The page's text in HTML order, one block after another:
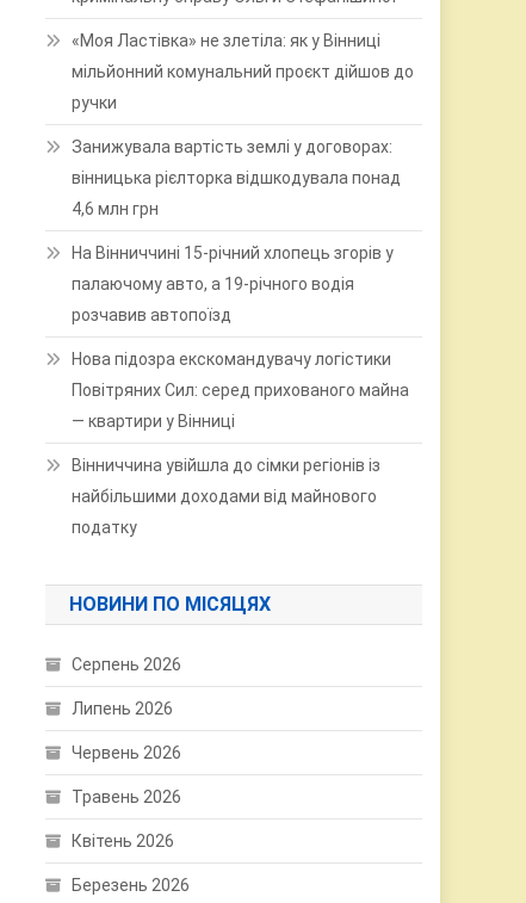
«Моя Ластівка» не злетіла: як у Вінниці
мільйонний комунальний проєкт дійшов до
ручки
Занижувала вартість землі у договорах:
вінницька рієлторка відшкодувала понад
4,6 млн грн
На Вінниччині 15-річний хлопець згорів у
палаючому авто, а 19-річного водія
розчавив автопоїзд
Нова підозра екскомандувачу логістики
Повітряних Сил: серед прихованого майна
— квартири у Вінниці
Вінниччина увійшла до сімки регіонів із
найбільшими доходами від майнового
податку
НОВИНИ ПО МІСЯЦЯХ
Серпень 2026
Липень 2026
Червень 2026
Травень 2026
Квітень 2026
Березень 2026